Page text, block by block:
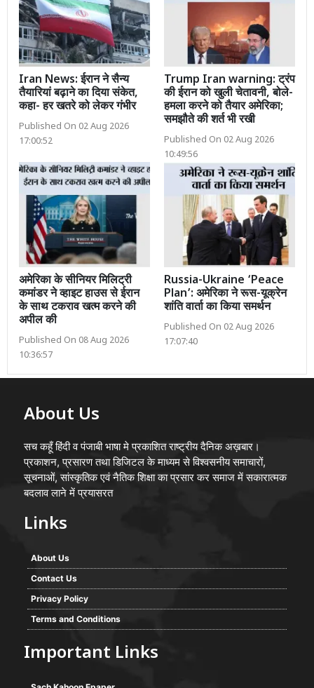
Iran News: ईरान ने सैन्य
तैयारियां बढ़ाने का दिया संकेत,
कहा- हर खतरे को लेकर गंभीर
Published On 02 Aug 2026
17:00:52
Trump Iran warning: ट्रंप
की ईरान को खुली चेतावनी, बोले-
हमला करने को तैयार अमेरिका;
समझौते की शर्त भी रखी
Published On 02 Aug 2026
10:49:56
अमेरिका के सीनियर मिलिट्री
कमांडर ने व्हाइट हाउस से ईरान
के साथ टकराव खत्म करने की
अपील की
Published On 08 Aug 2026
10:36:57
Russia-Ukraine ‘Peace
Plan’: अमेरिका ने रूस-यूक्रेन
शांति वार्ता का किया समर्थन
Published On 02 Aug 2026
17:07:40
About Us
सच कहूँ हिंदी व पंजाबी भाषा मे प्रकाशित राष्ट्रीय दैनिक अख़बार।
प्रकाशन, प्रसारण तथा डिजिटल के माध्यम से विश्वसनीय समाचारों,
सूचनाओं, सांस्कृतिक एवं नैतिक शिक्षा का प्रसार कर समाज में सकारात्मक
बदलाव लाने में प्रयासरत
Links
About Us
Contact Us
Privacy Policy
Terms and Conditions
Important Links